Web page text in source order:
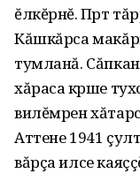
ĕлкĕрнĕ. Пӱрт
Кăшкăрса
тумланă.
хăраса кӱрше
вилĕмрен
Аттене 1941
вăрçа илсе